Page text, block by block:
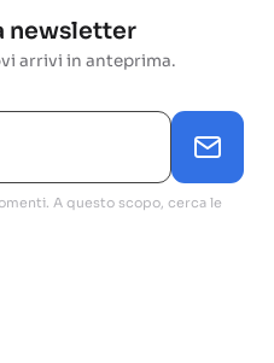
newsletter
arrivi in anteprima.
A questo scopo, cerca le